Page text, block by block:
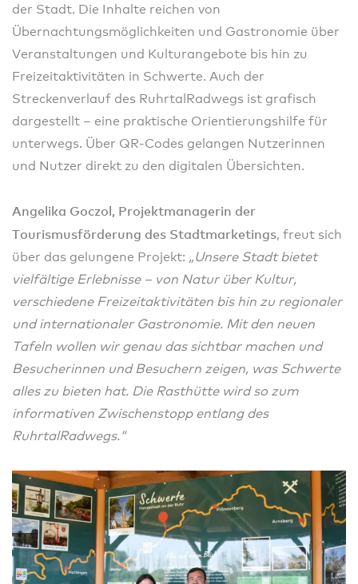
der Stadt. Die Inhalte reichen von
Übernachtungsmöglichkeiten und Gastronomie über
Veranstaltungen und Kulturangebote bis hin zu
Freizeitaktivitäten in Schwerte. Auch der
Streckenverlauf des RuhrtalRadwegs ist grafisch
dargestellt – eine praktische Orientierungshilfe für
unterwegs. Über QR-Codes gelangen Nutzerinnen
und Nutzer direkt zu den digitalen Übersichten.
Angelika Goczol, Projektmanagerin der
Tourismusförderung des Stadtmarketings, freut sich
über das gelungene Projekt: „Unsere Stadt bietet
vielfältige Erlebnisse – von Natur über Kultur,
verschiedene Freizeitaktivitäten bis hin zu regionaler
und internationaler Gastronomie. Mit den neuen
Tafeln wollen wir genau das sichtbar machen und
Besucherinnen und Besuchern zeigen, was Schwerte
alles zu bieten hat. Die Rasthütte wird so zum
informativen Zwischenstopp entlang des
RuhrtalRadwegs.“